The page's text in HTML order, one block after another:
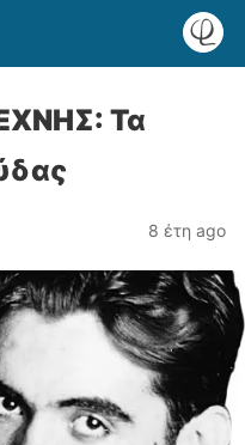
Τα
8 έτη ago